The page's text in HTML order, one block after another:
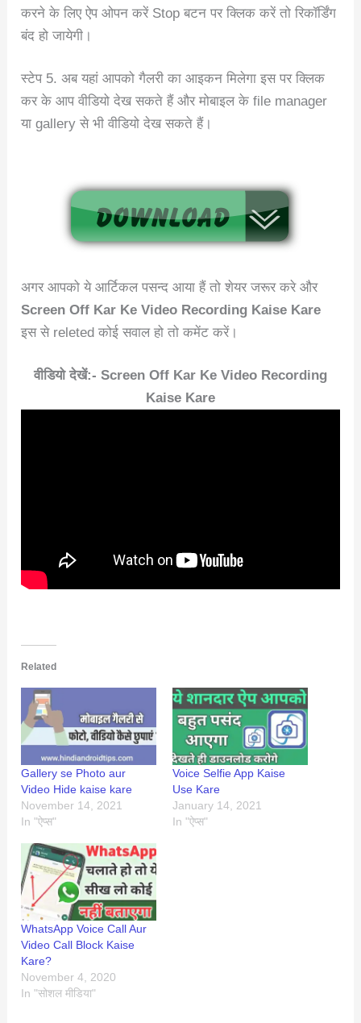
करने के लिए ऐप ओपन करें Stop बटन पर क्लिक करें तो रिकॉर्डिंग
बंद हो जायेगी।
स्टेप 5. अब यहां आपको गैलरी का आइकन मिलेगा इस पर क्लिक
कर के आप वीडियो देख सकते हैं और मोबाइल के file manager
या gallery से भी वीडियो देख सकते हैं।
अगर आपको ये आर्टिकल पसन्द आया हैं तो शेयर जरूर करे और
Screen Off Kar Ke Video Recording Kaise Kare
इस से releted कोई सवाल हो तो कमेंट करें।
वीडियो देखें:- Screen Off Kar Ke Video Recording
Kaise Kare
Related
Gallery se Photo aur
Video Hide kaise kare
November 14, 2021
In "ऐप्स"
Voice Selfie App Kaise
Use Kare
January 14, 2021
In "ऐप्स"
WhatsApp Voice Call Aur
Video Call Block Kaise
Kare?
November 4, 2020
In "सोशल मीडिया"